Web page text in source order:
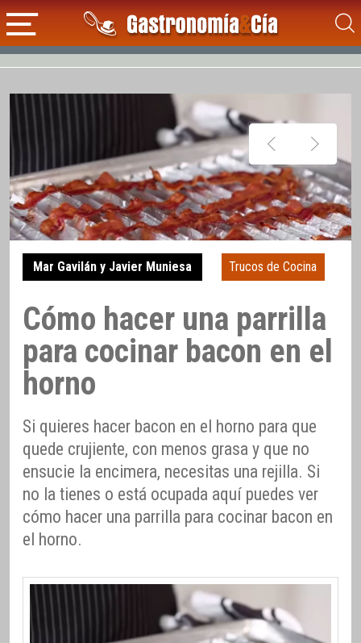
Mar Gavilán y Javier Muniesa Trucos de Cocina
Cómo hacer una parrilla
para cocinar bacon en el
horno
Si quieres hacer bacon en el horno para que
quede crujiente, con menos grasa y que no
ensucie la encimera, necesitas una rejilla. Si
no la tienes o está ocupada aquí puedes ver
cómo hacer una parrilla para cocinar bacon en
el horno.